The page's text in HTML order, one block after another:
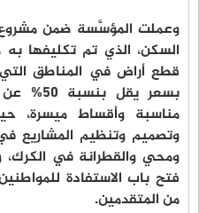
وعملت المؤسَّسة ضمن مشروع
السكن، الذي تم تكليفها
قطع أراض في المناطق
بسعر
مناسبة وأقساط ميسرة،
وتصميم وتنظيم المشاريع
ومحي والقطرانة في
فتح باب الاستفادة
من المتقدمين.